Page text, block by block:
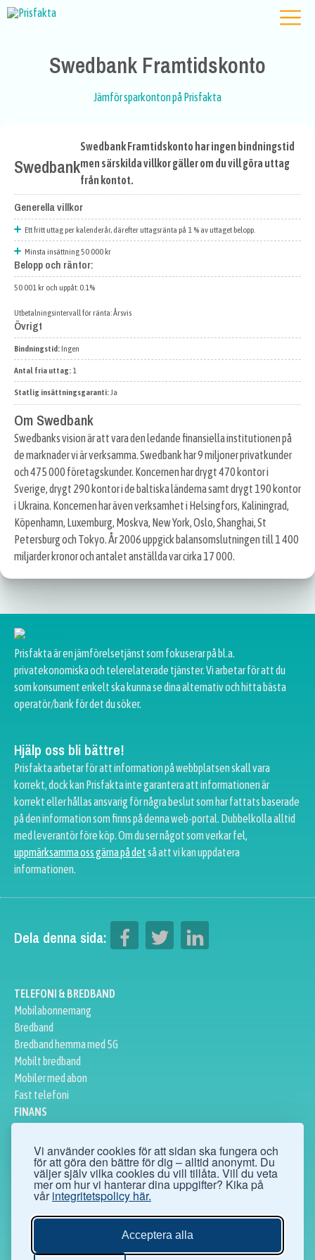
Vi använder cookies för att sidan ska fungera och
för att göra den bättre för dig – alltid anonymt. Du
väljer själv vilka cookies du vill tillåta. Vill du veta
mer om hur vi hanterar dina uppgifter? Kika på
vår integritetspolicy här.
Acceptera alla
Swedbank Framtidskonto
Jämför sparkonton på Prisfakta
Swedbank
Swedbank Framtidskonto har ingen bindningstid
men särskilda villkor gäller om du vill göra uttag
från kontot.
Generella villkor
Ett fritt uttag per kalenderår, därefter uttagsränta på 1 % av uttaget belopp.
Minsta insättning 50 000 kr
Belopp och räntor:
50 001 kr och uppåt: 0.1%
Utbetalningsintervall för ränta: Årsvis
Övrigt
Bindningstid: Ingen
Antal fria uttag: 1
Statlig insättningsgaranti:Ja
Om Swedbank
Swedbanks vision är att vara den ledande finansiella institutionen på
de marknader vi är verksamma. Swedbank har 9 miljoner privatkunder
och 475 000 företagskunder. Koncernen har drygt 470 kontor i
Sverige, drygt 290 kontor i de baltiska länderna samt drygt 190 kontor
i Ukraina. Koncernen har även verksamhet i Helsingfors, Kaliningrad,
Köpenhamn, Luxemburg, Moskva, New York, Oslo, Shanghai, St
Petersburg och Tokyo. År 2006 uppgick balansomslutningen till 1 400
miljarder kronor och antalet anställda var cirka 17 000.
Prisfakta är en jämförelsetjänst som fokuserar på bl.a.
privatekonomiska och telerelaterade tjänster. Vi arbetar för att du
som konsument enkelt ska kunna se dina alternativ och hitta bästa
operatör/bank för det du söker.
Hjälp oss bli bättre!
Prisfakta arbetar för att information på webbplatsen skall vara
korrekt, dock kan Prisfakta inte garantera att informationen är
korrekt eller hållas ansvarig för några beslut som har fattats baserade
på den information som finns på denna web-portal. Dubbelkolla alltid
med leverantör före köp. Om du ser något som verkar fel,
uppmärksamma oss gärna på detså att vi kan uppdatera
informationen.
Dela denna sida:
TELEFONI & BREDBAND
Mobilabonnemang
Bredband
Bredband hemma med 5G
Mobilt bredband
Mobiler med abon
Fast telefoni
FINANS
Företagslån
Sparkonto
Bolån
Aktier
ÖVRIGT
Hälsofakta